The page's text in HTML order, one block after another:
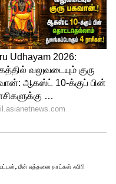
அதே
நாளிலோ
சேமிக்க
ஃபிரிட்ஜில்
நல்லது.